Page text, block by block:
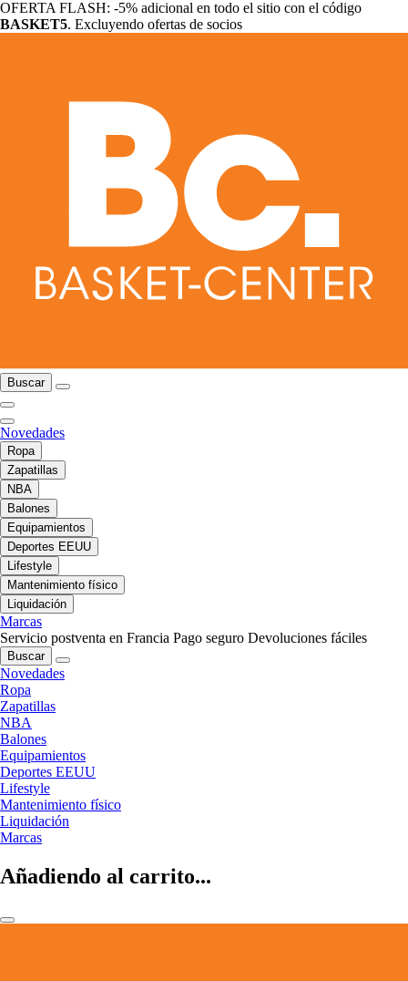
OFERTA FLASH: -5% adicional en todo el sitio con el código
BASKET5. Excluyendo ofertas de socios
Buscar
Novedades
Ropa
Zapatillas
NBA
Balones
Equipamientos
Deportes EEUU
Lifestyle
Mantenimiento físico
Liquidación
Marcas
Servicio postventa en Francia Pago seguro Devoluciones fáciles
Buscar
Novedades
Ropa
Zapatillas
NBA
Balones
Equipamientos
Deportes EEUU
Lifestyle
Mantenimiento físico
Liquidación
Marcas
Añadiendo al carrito...